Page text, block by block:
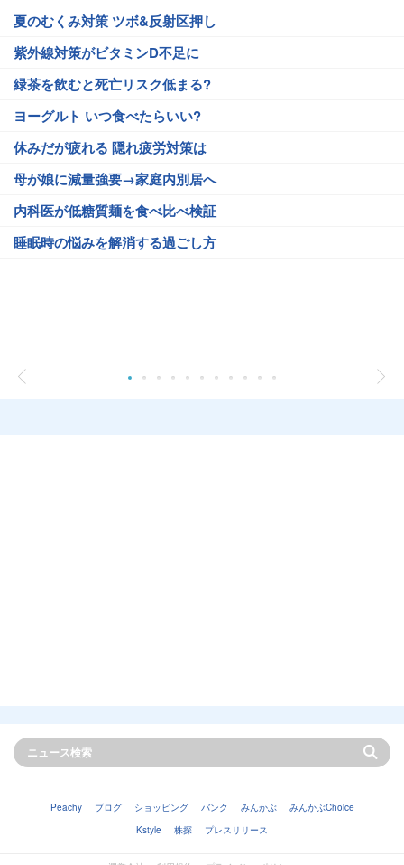
夏のむくみ対策 ツボ&反射区押し
紫外線対策がビタミンD不足に
緑茶を飲むと死亡リスク低まる?
ヨーグルト いつ食べたらいい?
休みだが疲れる 隠れ疲労対策は
母が娘に減量強要→家庭内別居へ
内科医が低糖質麺を食べ比べ検証
睡眠時の悩みを解消する過ごし方
Peachy ブログ ショッピング バンク みんかぶ
みんかぶChoice
Kstyle
株探 プレスリリース